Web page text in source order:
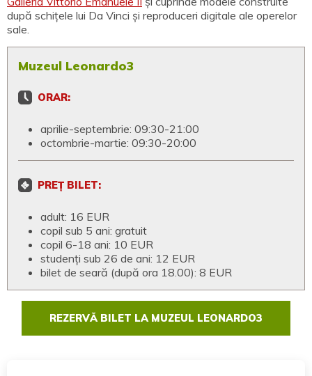
după schițele lui Da Vinci și reproduceri digitale ale operelor
sale.
Muzeul Leonardo3
ORAR:
aprilie-septembrie: 09:30-21:00
octombrie-martie: 09:30-20:00
PREȚ BILET:
adult: 16 EUR
copil sub 5 ani: gratuit
copil 6-18 ani: 10 EUR
studenți sub 26 de ani: 12 EUR
bilet de seară (după ora 18.00): 8 EUR
REZERVĂ BILET LA MUZEUL LEONARDO3